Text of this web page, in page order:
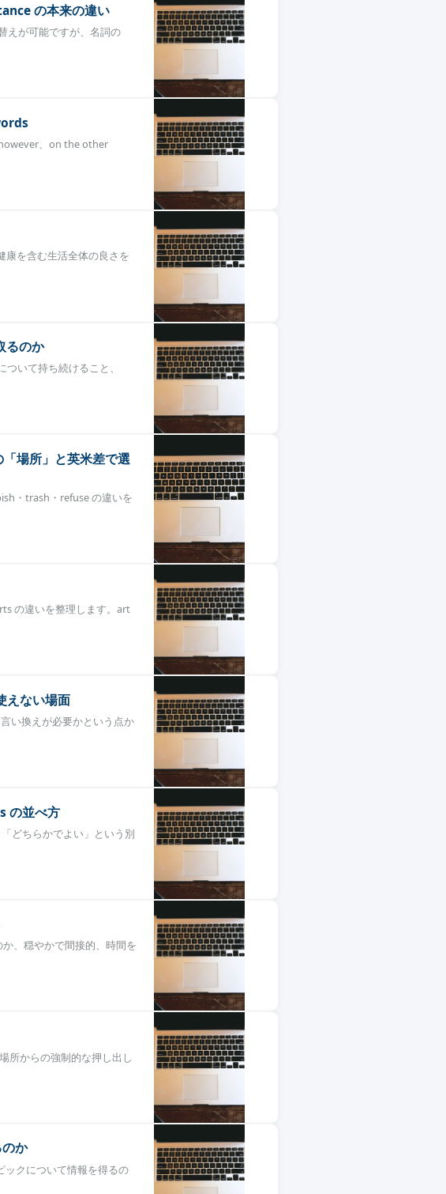
の本来の違い
えが可能ですが、名詞の
、on the other
を含む生活全体の良さを
るのか
いて持ち続けること、
場所」と英米差で選
・trash・refuse の違いを
の違いを整理します。art
えない場面
い換えが必要かという点か
の並べ方
どちらかでよい」という別
、穏やかで間接的、時間を
所からの強制的な押し出し
か
クについて情報を得るの